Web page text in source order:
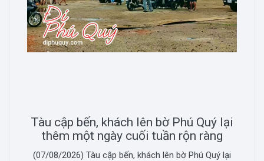
Tàu cập bến, khách lên bờ Phú Quý lại
thêm một ngày cuối tuần rộn ràng
(07/08/2026) Tàu cập bến, khách lên bờ Phú Quý lại